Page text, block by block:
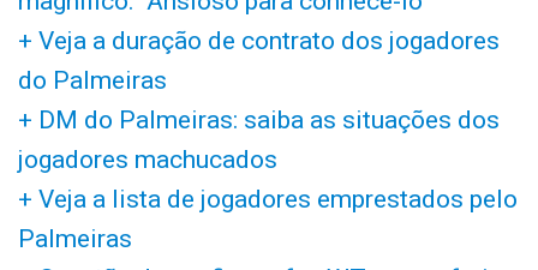
+ Veja a duração de contrato dos jogadores
do Palmeiras
+ DM do Palmeiras: saiba as situações dos
jogadores machucados
+ Veja a lista de jogadores emprestados pelo
Palmeiras